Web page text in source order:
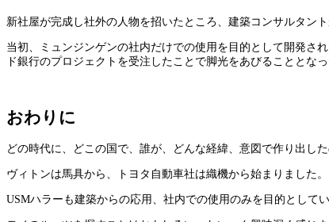
新社屋が完成し社外の人物を招いたところ、建築コンサルタント
当初、ミュンジンゲンの社内だけでの使用を目的として開発さ
ド銀行のプロジェクトを受注したことで脚光をあびることとなっ
おわりに
どの時代に、どこの国で、誰が、どんな経緯、意図で作り出した
ヴィトンは馬具から、トヨタ自動車社は織機から始まりました。
USMハラーも建築からの応用、社内での使用のみを目的として